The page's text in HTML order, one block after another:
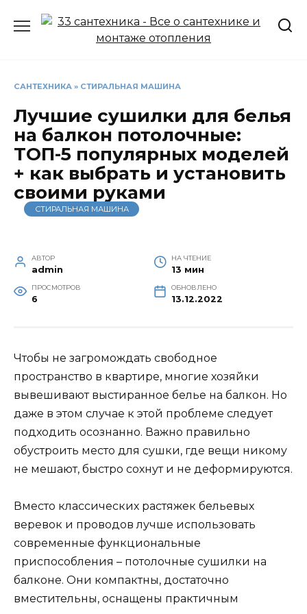
САНТЕХНИКА » СТИРАЛЬНАЯ МАШИНА
Лучшие сушилки для белья
на балкон потолочные:
ТОП-5 популярных моделей
+ как выбрать и установить
своими руками
СТИРАЛЬНАЯ МАШИНА
АВТОР
admin
НА ЧТЕНИЕ
13 мин
ПРОСМОТРОВ
6
ОБНОВЛЕНО
13.12.2022
Чтобы не загромождать свободное
пространство в квартире, многие хозяйки
вывешивают выстиранное белье на балкон. Но
даже в этом случае к этой проблеме следует
подходить осознанно. Важно правильно
обустроить место для сушки, где вещи никому
не мешают, быстро сохнут и не деформируются.
Вместо классических растяжек бельевых
веревок и проводов лучше использовать
современные функциональные
приспособления – потолочные сушилки на
балконе. Они компактны, достаточно
вместительны, оснащены практичным